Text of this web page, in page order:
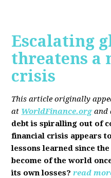
Escalating
threatens a
crisis
This article originally
at WorldFinance.organd
debt is spiralling out of
financial crisis appears
lessons learned since
become of the world
its own losses? read